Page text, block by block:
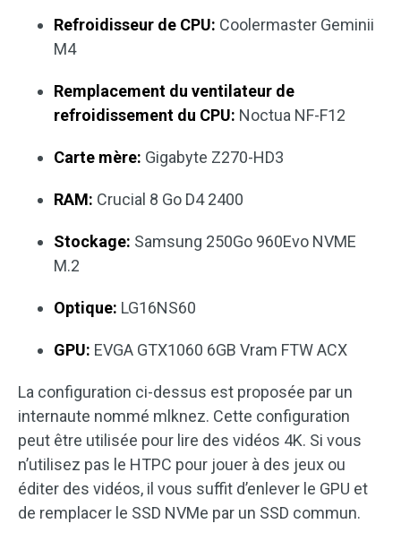
Refroidisseur de CPU: Coolermaster Geminii
M4
Remplacement du ventilateur de
refroidissement du CPU: Noctua NF-F12
Carte mère: Gigabyte Z270-HD3
RAM: Crucial 8 Go D4 2400
Stockage: Samsung 250Go 960Evo NVME
M.2
Optique: LG16NS60
GPU: EVGA GTX1060 6GB Vram FTW ACX
La configuration ci-dessus est proposée par un
internaute nommé mlknez. Cette configuration
peut être utilisée pour lire des vidéos 4K. Si vous
n’utilisez pas le HTPC pour jouer à des jeux ou
éditer des vidéos, il vous suffit d’enlever le GPU et
de remplacer le SSD NVMe par un SSD commun.